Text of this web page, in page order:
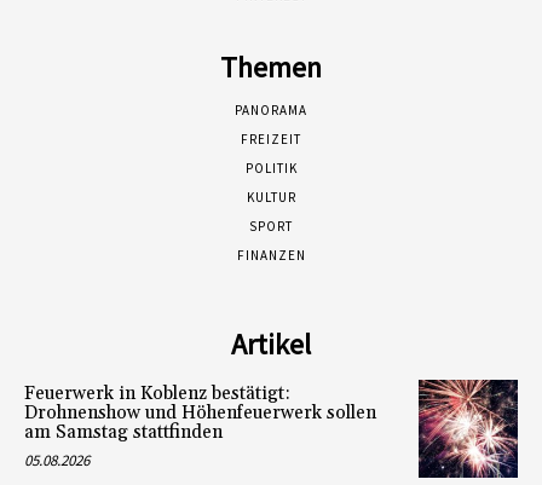
Themen
PANORAMA
FREIZEIT
POLITIK
KULTUR
SPORT
FINANZEN
Artikel
Feuerwerk in Koblenz bestätigt:
Drohnenshow und Höhenfeuerwerk sollen
am Samstag stattfinden
05.08.2026